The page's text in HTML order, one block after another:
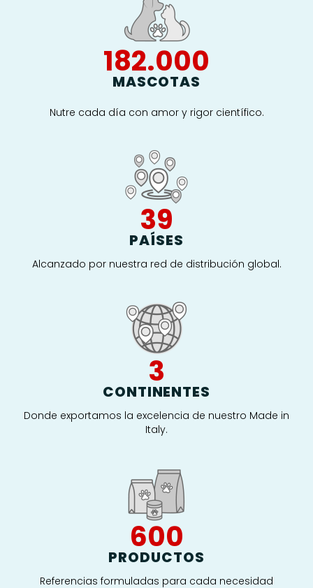
182.000
MASCOTAS
Nutre cada día con amor y rigor científico.
40
PAÍSES
Alcanzado por nuestra red de distribución global.
4
CONTINENTES
Donde exportamos la excelencia de nuestro Made in
Italy.
600
PRODUCTOS
Referencias formuladas para cada necesidad